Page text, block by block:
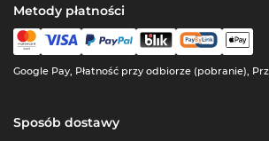
Metody płatności
Google Pay, Płatność przy odbiorze (pobranie),
Sposób dostawy